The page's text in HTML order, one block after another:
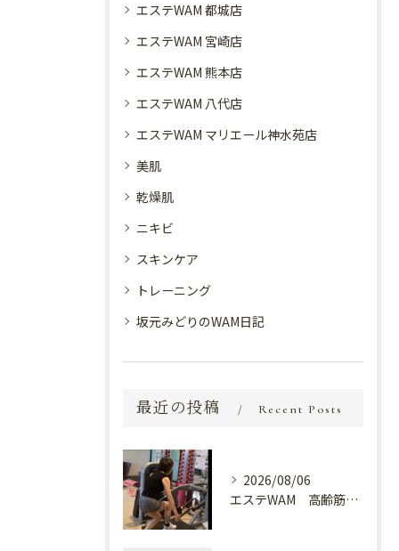
エステWAM 都城店
エステWAM 宮崎店
エステWAM 熊本店
エステWAM 八代店
エステWAM マリエール神水苑店
美肌
乾燥肌
ニキビ
スキンケア
トレーニング
坂元みどりのWAM日記
最近の投稿 Recent Posts
2026/08/06
エステWAM 高齢筋トレ